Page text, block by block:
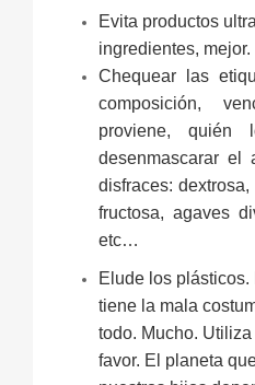
Evita productos
ingredientes, mejor.
Chequear las
composición,
proviene, quién
desenmascarar el
disfraces:
fructosa, agaves
etc…
Elude los
tiene la mala
todo. Mucho.
favor. El planeta